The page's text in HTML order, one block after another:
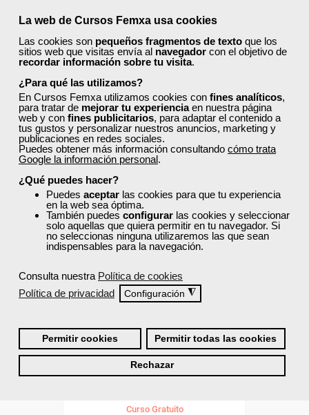
La web de Cursos Femxa usa cookies
Las cookies son pequeños fragmentos de texto que los
sitios web que visitas envía al navegador con el objetivo de
recordar información sobre tu visita.
¿Para qué las utilizamos?
En Cursos Femxa utilizamos cookies con fines analíticos,
para tratar de mejorar tu experienciaen nuestra página
web y con fines publicitarios, para adaptar el contenido a
tus gustos y personalizar nuestros anuncios, marketing y
publicaciones en redes sociales.
Puedes obtener más información consultando cómo trata
Google la información personal.
¿Qué puedes hacer?
Puedes aceptar las cookies para que tu experiencia
en la web sea óptima.
También puedes configurar las cookies y seleccionar
solo aquellas que quiera permitir en tu navegador. Si
no seleccionas ninguna utilizaremos las que sean
indispensables para la navegación.
Consulta nuestra Política de cookies
Política de privacidad
Configuración ◮
Permitir cookies Permitir todas las cookies
Rechazar
50 horas
Matrícula cerrada
18 12
AULA VIRTUAL
Sistemas de gestión
ambiental
Curso Gratuito